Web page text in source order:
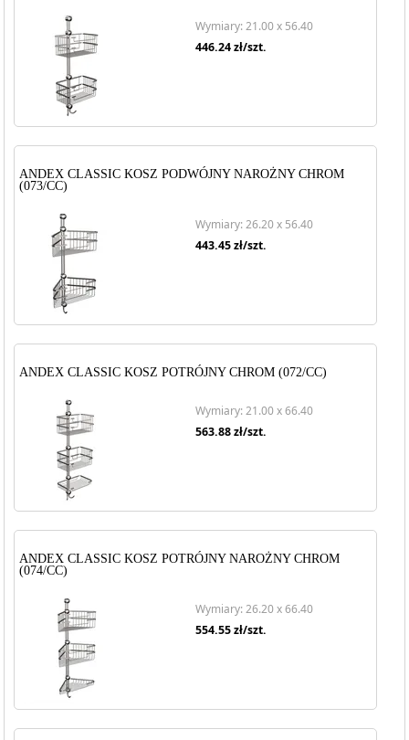
Wymiary: 21.00 x 56.40
446.24zł/szt.
ANDEX CLASSIC KOSZ PODWÓJNY NAROŻNY CHROM
(073/CC)
Wymiary: 26.20 x 56.40
443.45zł/szt.
ANDEX CLASSIC KOSZ POTRÓJNY CHROM (072/CC)
Wymiary: 21.00 x 66.40
563.88zł/szt.
ANDEX CLASSIC KOSZ POTRÓJNY NAROŻNY CHROM
(074/CC)
Wymiary: 26.20 x 66.40
554.55zł/szt.